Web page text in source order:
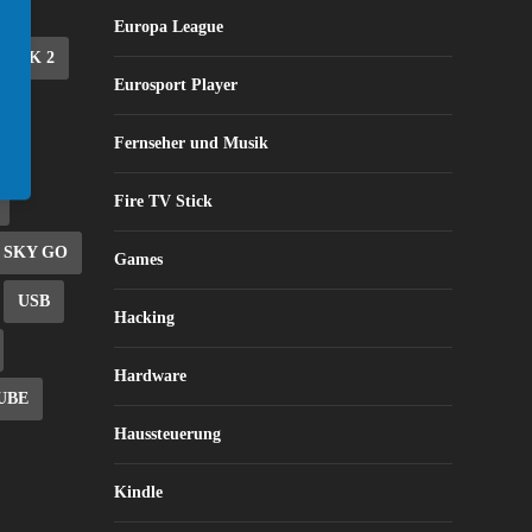
2
SKY GO
USB
Europa League
Eurosport Player
Fernseher und Musik
Fire TV Stick
Games
Hacking
Hardware
Haussteuerung
Kindle